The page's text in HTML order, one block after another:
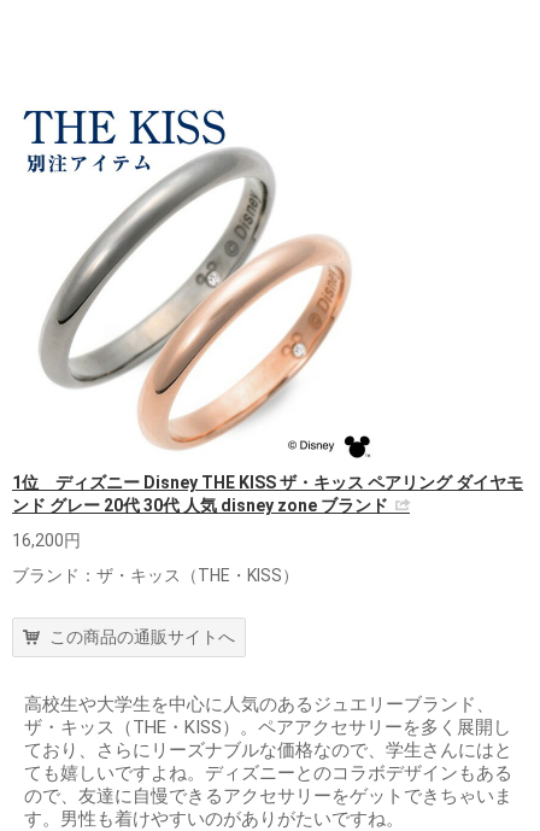
1位 ディズニー Disney THE KISS ザ・キッス ペアリング ダイヤモ
ンド グレー 20代 30代 人気 disney zone ブランド
16,200円
ブランド：ザ・キッス（THE・KISS）
この商品の通販サイトへ
高校生や大学生を中心に人気のあるジュエリーブランド、
ザ・キッス（THE・KISS）。ペアアクセサリーを多く展開し
ており、さらにリーズナブルな価格なので、学生さんにはと
ても嬉しいですよね。ディズニーとのコラボデザインもある
ので、友達に自慢できるアクセサリーをゲットできちゃいま
す。男性も着けやすいのがありがたいですね。